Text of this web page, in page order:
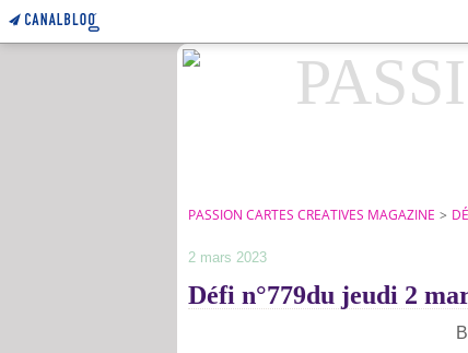
PASSION CARTES CREATIVES MAGAZINE >
2 mars 2023
Défi n°779du jeudi 2